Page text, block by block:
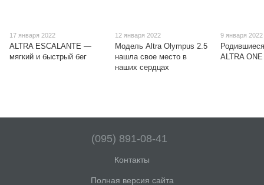
17 января 2022
ALTRA ESCALANTE —
мягкий и быстрый бег
12 января 2022
Модель Altra Olympus 2.5
нашла свое место в
наших сердцах
9 января 2022
ALTRA
(095) 891-08-41
Контакты
Полная версия сайта